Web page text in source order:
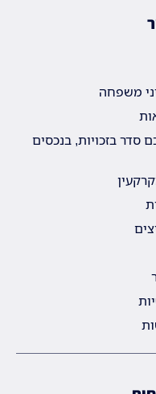
משפחה
סדר בזכויות, בנכסים